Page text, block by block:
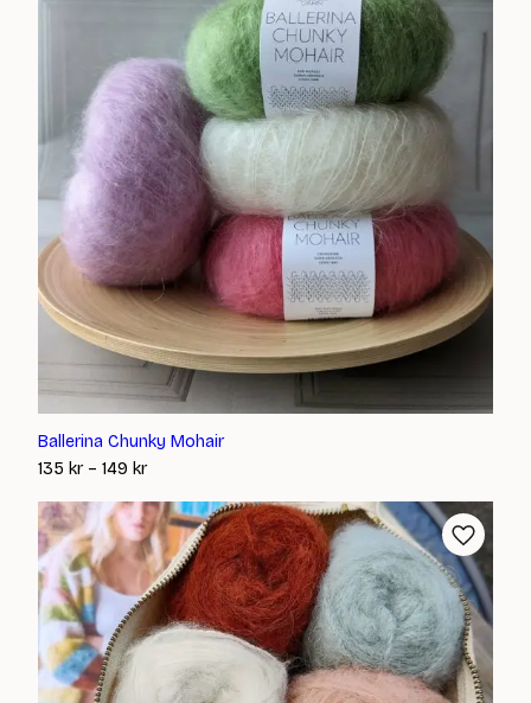
Ballerina Chunky Mohair
135 kr – 149 krPrisintervall:
till
149 kr